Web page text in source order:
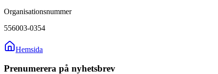
Organisationsnummer
556003-0354
Hemsida
Prenumerera på nyhetsbrev